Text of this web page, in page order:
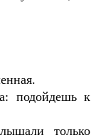
подойдешь к
только